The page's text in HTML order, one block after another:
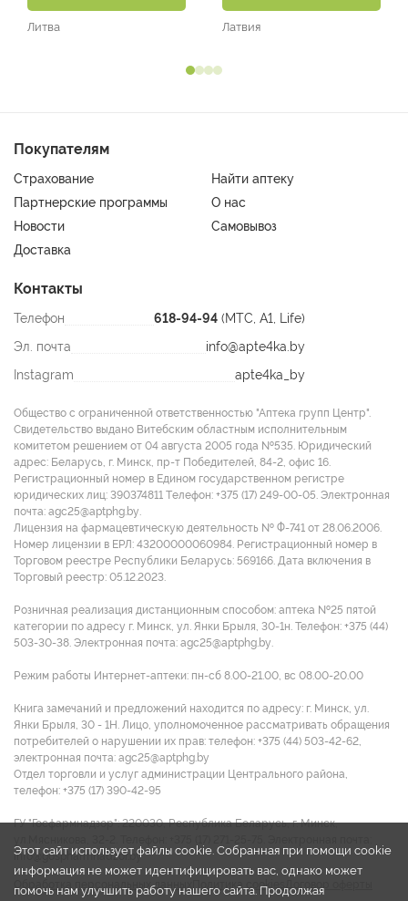
Литва Латвия
Покупателям
Страхование
Найти аптеку
Партнерские программы
О нас
Новости
Самовывоз
Доставка
Контакты
Телефон 618-94-94 (МТС, A1, Life)
Эл. почта
info@apte4ka.by
Instagram
apte4ka_by
Общество с ограниченной ответственностью "Аптека групп Центр".
Свидетельство выдано Витебским областным исполнительным
комитетом решением от 04 августа 2005 года №535. Юридический
адрес: Беларусь, г. Минск, пр-т Победителей, 84-2, офис 16.
Регистрационный номер в Едином государственном регистре
юридических лиц: 390374811 Tелефон: +375 (17) 249-00-05. Электронная
почта: agc25@aptphg.by.
Лицензия на фармацевтическую деятельность № Ф-741 от 28.06.2006.
Номер лицензии в ЕРЛ: 43200000060984. Регистрационный номер в
Торговом реестре Республики Беларусь: 569166. Дата включения в
Торговый реестр: 05.12.2023.
Розничная реализация дистанционным способом: аптека №25 пятой
категории по адресу г. Минск, ул. Янки Брыля, 30-1н. Телефон: +375 (44)
503-30-38. Электронная почта: agc25@aptphg.by.
Режим работы Интернет-аптеки: пн-сб 8.00-21.00, вс 08.00-20.00
Книга замечаний и предложений находится по адресу: г. Минск, ул.
Янки Брыля, 30 - 1Н. Лицо, уполномоченное рассматривать обращения
потребителей о нарушении их прав: телефон: +375 (44) 503-42-62,
электронная почта: agc25@aptphg.by
Отдел торговли и услуг администрации Центрального района,
телефон: +375 (17) 390-42-95
ГУ "Госфармнадзор": 220030, Республика Беларусь, г. Минск,
info@gospharmnadzor.by
Обработка персональных данных Политика cookies
Этот сайт использует файлы cookie. Собранная при помощи cookie
информация не может идентифицировать вас, однако может
помочь нам улучшить работу нашего сайта. Продолжая